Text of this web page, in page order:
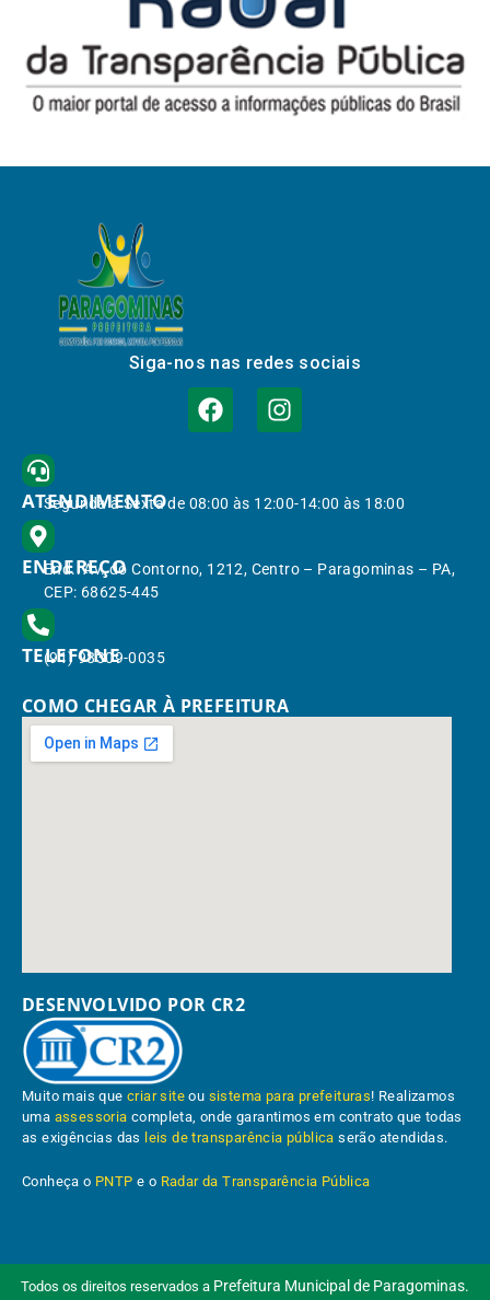
Siga-nos nas redes sociais
ATENDIMENTO
Segunda à Sexta de 08:00 às 12:00-14:00 às 18:00
ENDEREÇO
End.: Av. do Contorno, 1212, Centro – Paragominas – PA,
CEP: 68625-445
TELEFONE
(91) 98309-0035
COMO CHEGAR À PREFEITURA
DESENVOLVIDO POR CR2
Muito mais quecriar site ou sistema para prefeituras! Realizamos
uma assessoria completa, onde garantimos em contrato que todas
as exigências das leis de transparência pública serão atendidas.
Conheça o PNTP e o Radar da Transparência Pública
Todos os direitos reservados a Prefeitura Municipal de Paragominas.